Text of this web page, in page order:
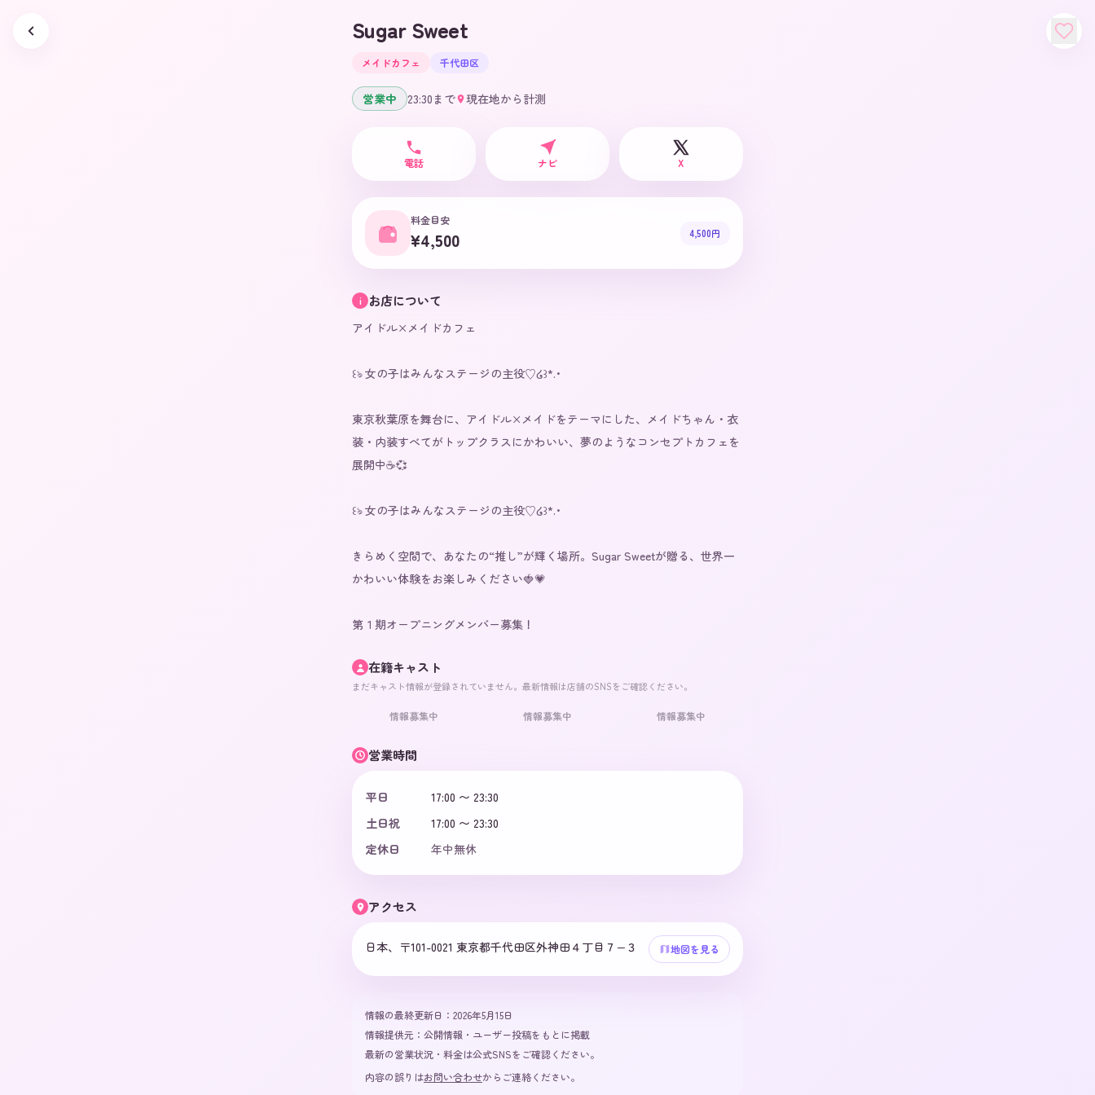
Sugar Sweet
メイドカフェ 千代田区
営業中 23:30 まで 現在地から計測
電話 ナビ X
料金目安
¥4,500 4,500円
i お店について
アイドル×メイドカフェ
꒰ঌ 女の子はみんなステージの主役♡໒꒱*.･
東京秋葉原を舞台に、アイドル×メイドをテーマにした、メイドちゃん・衣
装・内装すべてがトップクラスにかわいい、夢のようなコンセプトカフェを
展開中☕💞
꒰ঌ 女の子はみんなステージの主役♡໒꒱*.･
きらめく空間で、あなたの“推し”が輝く場所。Sugar Sweetが贈る、世界一
かわいい体験をお楽しみください🍓💗
第１期オープニングメンバー募集！
在籍キャスト
まだキャスト情報が登録されていません。最新情報は店舗のSNSをご確認ください。
情報募集中 情報募集中 情報募集中
営業時間
平日
17:00 〜 23:30
土日祝
17:00 〜 23:30
定休日
年中無休
アクセス
日本、〒101-0021 東京都千代田区外神田４丁目７−３ 地図を見る
情報の最終更新日： 2026年5月15日
情報提供元： 公開情報・ユーザー投稿をもとに掲載
最新の営業状況・料金は公式SNSをご確認ください。
内容の誤りはお問い合わせからご連絡ください。